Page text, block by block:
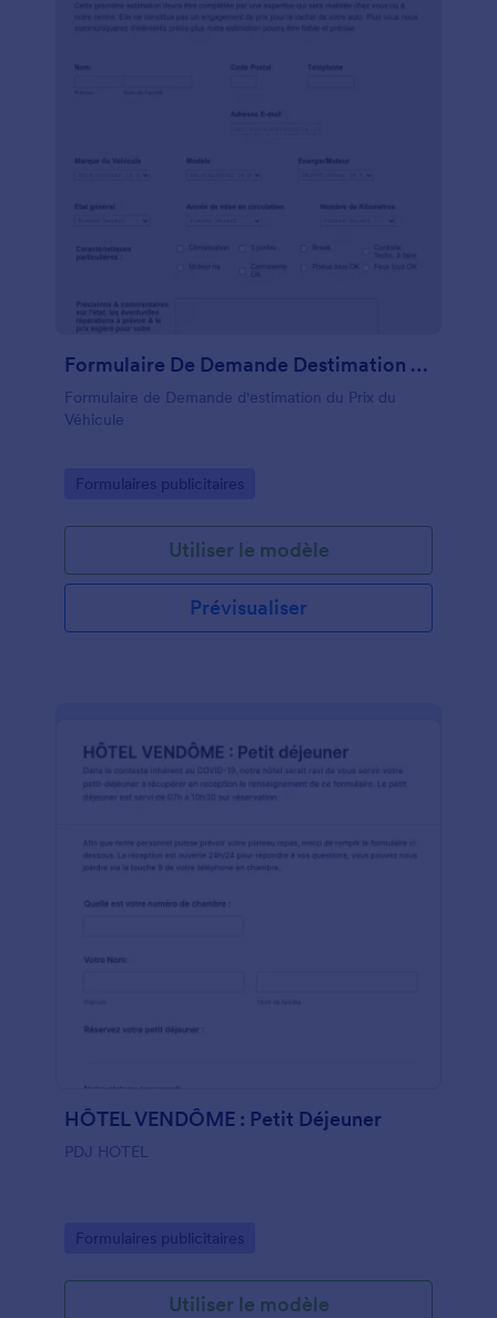
Formulaire De Demande Destimation Du Prix Du Véhicule
Formulaire de Demande d'estimation du Prix du
Véhicule
Go to Category:
Formulaires publicitaires
Utiliser le modèle
Prévisualiser
HÔTEL VENDÔME : Petit Déjeuner
PDJ HOTEL
Go to Category:
Formulaires publicitaires
Utiliser le modèle